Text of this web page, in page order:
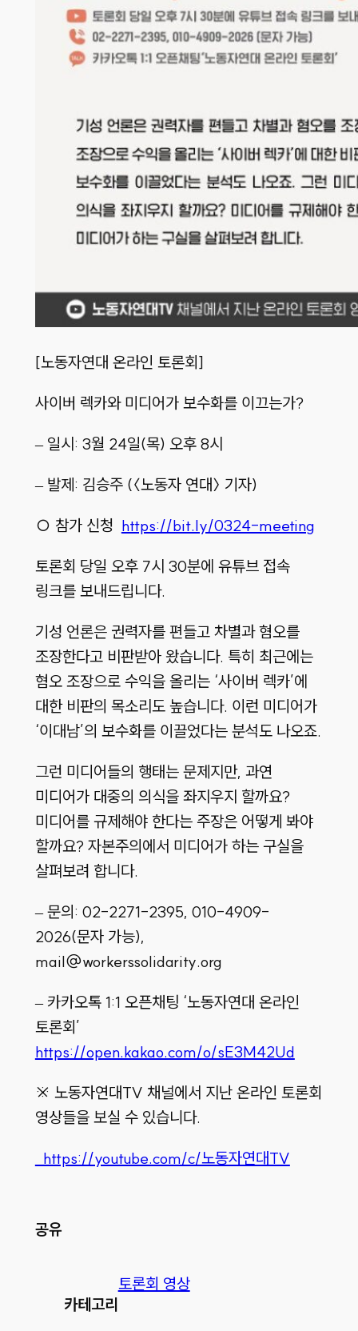
[노동자연대 온라인 토론회]
사이버 렉카와 미디어가 보수화를 이끄는가?
– 일시: 3월 24일(목) 오후 8시
– 발제: 김승주 (〈노동자 연대〉 기자)
○ 참가 신청 https://bit.ly/0324-meeting
토론회 당일 오후 7시 30분에 유튜브 접속
링크를 보내드립니다.
기성 언론은 권력자를 편들고 차별과 혐오를
조장한다고 비판받아 왔습니다. 특히 최근에는
혐오 조장으로 수익을 올리는 ‘사이버 렉카’에
대한 비판의 목소리도 높습니다. 이런 미디어가
‘이대남’의 보수화를 이끌었다는 분석도 나오죠.
그런 미디어들의 행태는 문제지만, 과연
미디어가 대중의 의식을 좌지우지 할까요?
미디어를 규제해야 한다는 주장은 어떻게 봐야
할까요? 자본주의에서 미디어가 하는 구실을
살펴보려 합니다.
– 문의: 02-2271-2395, 010-4909-
2026(문자 가능),
mail@workerssolidarity.org
– 카카오톡 1:1 오픈채팅 ‘노동자연대 온라인
토론회’
https://open.kakao.com/o/sE3M42Ud
※ 노동자연대TV 채널에서 지난 온라인 토론회
영상들을 보실 수 있습니다.
https://youtube.com/c/노동자연대TV
공유
카테고리
토론회 영상